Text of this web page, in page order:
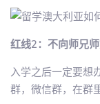
红线2：不向师兄
入学之后一定要想
群，微信群，在群